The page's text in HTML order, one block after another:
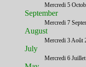
Mercredi 5
September
Mercredi 7
August
Mercredi 3 Août
July
Mercredi 6